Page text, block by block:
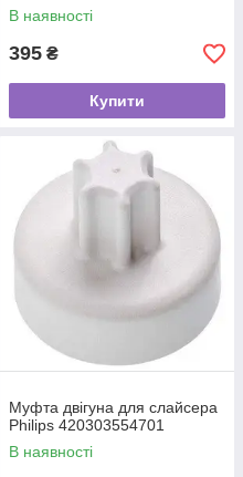
В наявності
395 ₴
Купити
Муфта двігуна для слайсера
Philips 420303554701
В наявності